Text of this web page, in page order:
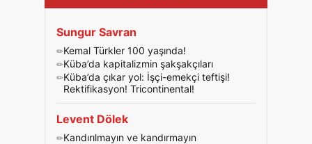
Sungur Savran
Kemal Türkler 100 yaşında!
Küba’da kapitalizmin şakşakçıları
Küba’da çıkar yol: İşçi-emekçi teftişi!
Rektifikasyon! Tricontinental!
Levent Dölek
Kandırılmayın ve kandırmayın